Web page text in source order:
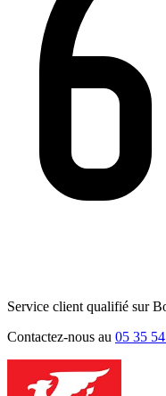
Service client qualifié sur
Contactez-nous au 05 35